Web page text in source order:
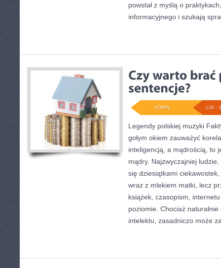
powstał z myślą o
informacyjnego i szukają
LIS -
ADMIN
Legendy polskiej muzyki
gołym okiem zauważyć
inteligencją, a mądrością, to
mądry. Najzwyczajniej
się dziesiątkami
wraz z mlekiem matki, lecz
książek, czasopism,
poziomie. Chociaż
intelektu, zasadniczo może